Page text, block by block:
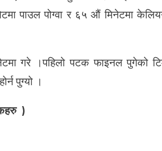
पाउल पोग्वा र ६५ औं मिनेटमा
गरे ।पहिलो पटक फाइनल पुगेको
पुग्यो ।
)